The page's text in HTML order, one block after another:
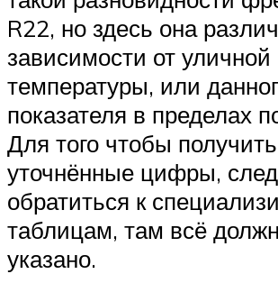
R22, но здесь она
зависимости от уличной
температуры, или
показателя в пределах
Для того чтобы получить
уточнённые цифры,
обратиться к
таблицам, там всё
указано.